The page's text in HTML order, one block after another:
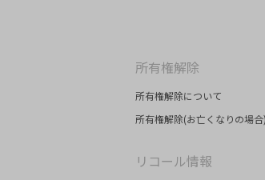
所有権解除
所有権解除について
所有権解除(お亡くなりの場合)
リコール情報